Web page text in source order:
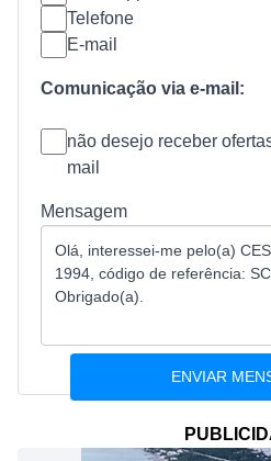
Telefone
E-mail
Comunicação via e-mail:
não desejo receber
mail
Mensagem